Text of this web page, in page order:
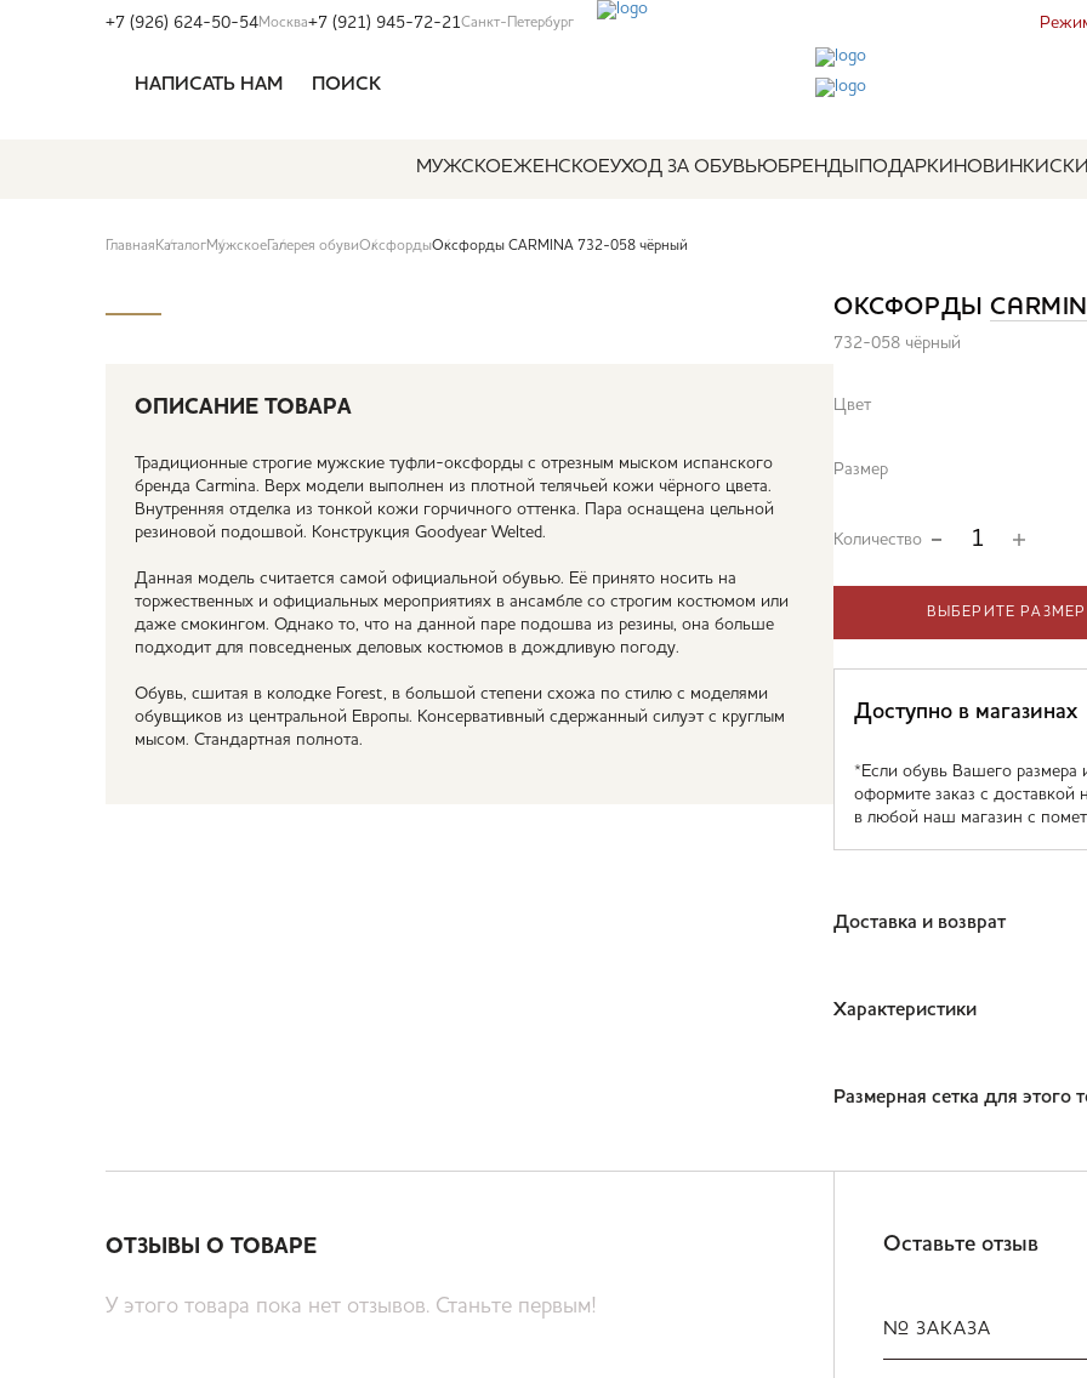
+7 (926) 624-50-54Москва+7 (921) 945-72-21Санкт-Петербург
НАПИСАТЬ НАМ ПОИСК
МУЖСКОЕЖЕНСКОЕУХОД ЗА ОБУВЬЮБРЕНДЫ ПОДАРКИ НОВИНКИ
Главная КаталогМужское Галерея обувиОксфордыОксфорды CARMINA 732-058 чёрный
ОПИСАНИЕ ТОВАРА
Традиционные строгие мужские туфли-оксфорды с отрезным мыском испанского
бренда Carmina. Верх модели выполнен из плотной телячьей кожи чёрного цвета.
Внутренняя отделка из тонкой кожи горчичного оттенка. Пара оснащена цельной
резиновой подошвой. Конструкция Goodyear Welted.
Данная модель считается самой официальной обувью. Её принято носить на
торжественных и официальных мероприятиях в ансамбле со строгим костюмом или
даже смокингом. Однако то, что на данной паре подошва из резины, она больше
подходит для повседненых деловых костюмов в дождливую погоду.
Обувь, сшитая в колодке Forest, в большой степени схожа по стилю с моделями
обувщиков из центральной Европы. Консервативный сдержанный силуэт с круглым
мысом. Стандартная полнота.
ОКСФОРДЫ
732-058 чёрный
Цвет
Размер
Количество
ВЫБЕРИТЕ РАЗМЕР
Доступно в магазинах
*Если обувь Вашего размера
оформите заказ с
в любой наш магазин с
Доставка и возврат
Характеристики
Размерная сетка для этого
ОТЗЫВЫ О ТОВАРЕ
У этого товара пока нет отзывов. Станьте первым!
Оставьте отзыв
№ ЗАКАЗА